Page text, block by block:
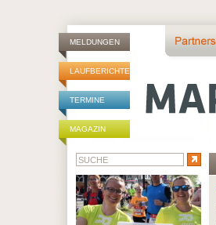
MELDUNGEN
LAUFBERICHTE
TERMINE
MAGAZIN